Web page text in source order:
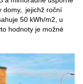
domy, jejichž roční
50 kWh/m2, u
hodnoty je možné